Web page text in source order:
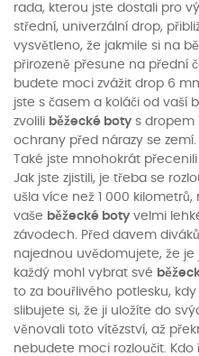
rada, kterou jste dostali pro
střední, univerzální drop,
vysvětleno, že jakmile si na
přirozeně přesune na přední
budete moci zvážit drop 6
jste s časem a koláči od vaší
zvolili běžecké botys dropem
ochrany před nárazy se zemí.
Také jste mnohokrát
Jak jste zjistili, je třeba se
ušla více než 1 000
vaše běžecké botyvelmi
závodech. Před davem
najednou uvědomujete, že
každý mohl vybrat své
to za bouřlivého potlesku,
slibujete si, že ji uložíte do
věnovali toto vítězství, až
nebudete moci rozloučit. Kdo